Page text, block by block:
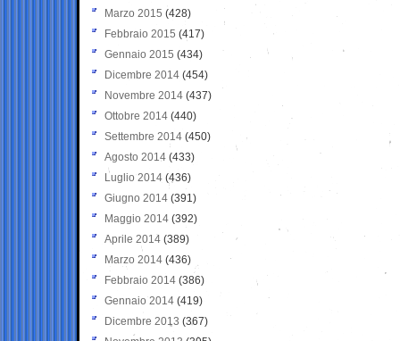
Marzo 2015 (428)
Febbraio 2015 (417)
Gennaio 2015 (434)
Dicembre 2014 (454)
Novembre 2014 (437)
Ottobre 2014 (440)
Settembre 2014 (450)
Agosto 2014 (433)
Luglio 2014 (436)
Giugno 2014 (391)
Maggio 2014 (392)
Aprile 2014 (389)
Marzo 2014 (436)
Febbraio 2014 (386)
Gennaio 2014 (419)
Dicembre 2013 (367)